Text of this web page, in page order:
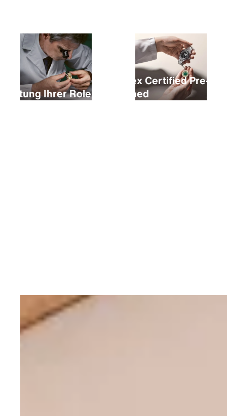
Wartung Ihrer Rolex
Rolex Certified Pre-
Owned